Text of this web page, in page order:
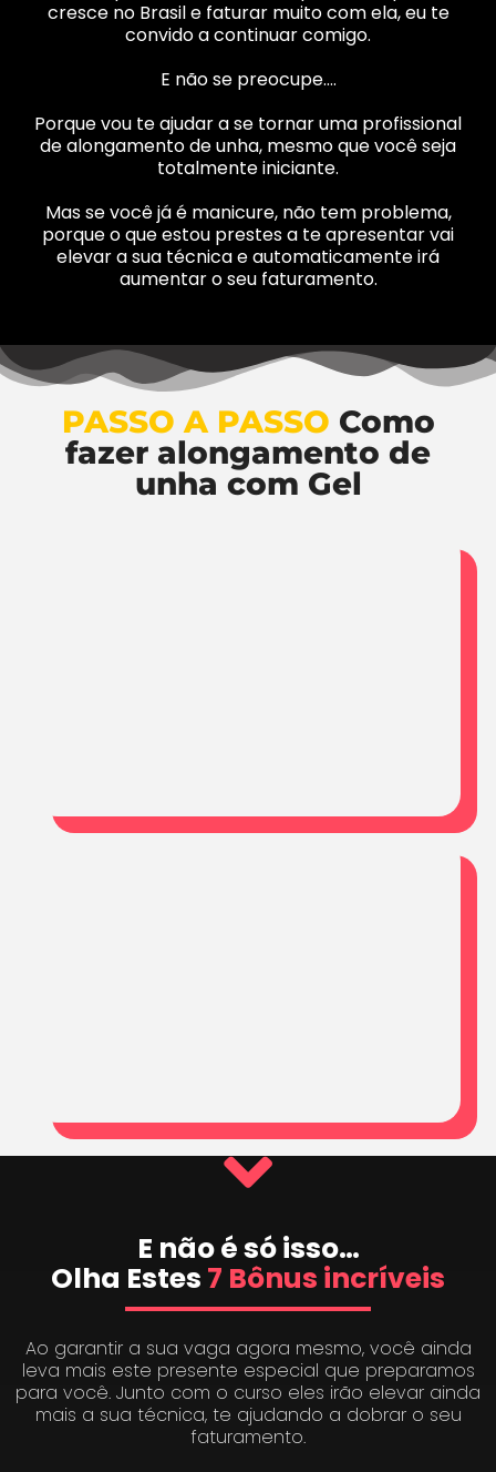
cresce no Brasil e faturar muito com ela, eu te
convido a continuar comigo.
E não se preocupe….
Porque vou te ajudar a se tornar uma profissional
de alongamento de unha, mesmo que você seja
totalmente iniciante.
Mas se você já é manicure, não tem problema,
porque o que estou prestes a te apresentar vai
elevar a sua técnica e automaticamente irá
aumentar o seu faturamento.
PASSO A PASSO Como
fazer alongamento de
unha com Gel
E não é só isso…
Olha Estes 7 Bônus incríveis
Ao garantir a sua vaga agora mesmo, você ainda
leva mais este presente especial que preparamos
para você. Junto com o curso eles irão elevar ainda
mais a sua técnica, te ajudando a dobrar o seu
faturamento.